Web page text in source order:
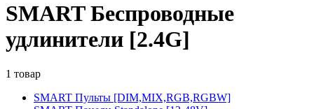
SMART Беспроводные
удлинители [2.4G]
1 товар
SMART Пульты [DIM,MIX,RGB,RGBW]